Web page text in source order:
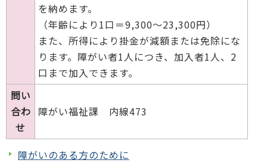
を納めます。
（年齢により1口＝9,300～23,300円）
また、所得により掛金が減額または免除にな
ります。障がい者1人につき、加入者1人、2
口まで加入できます。
問い
合わ
せ
障がい福祉課 内線473
障がいのある方のために